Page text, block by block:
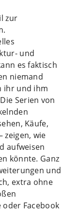
zur
und
es faktisch
niemand
ihr und ihm
Serien von
Käufe,
zeigen, wie
aufweisen
könnte. Ganz
und
extra ohne
oder Facebook